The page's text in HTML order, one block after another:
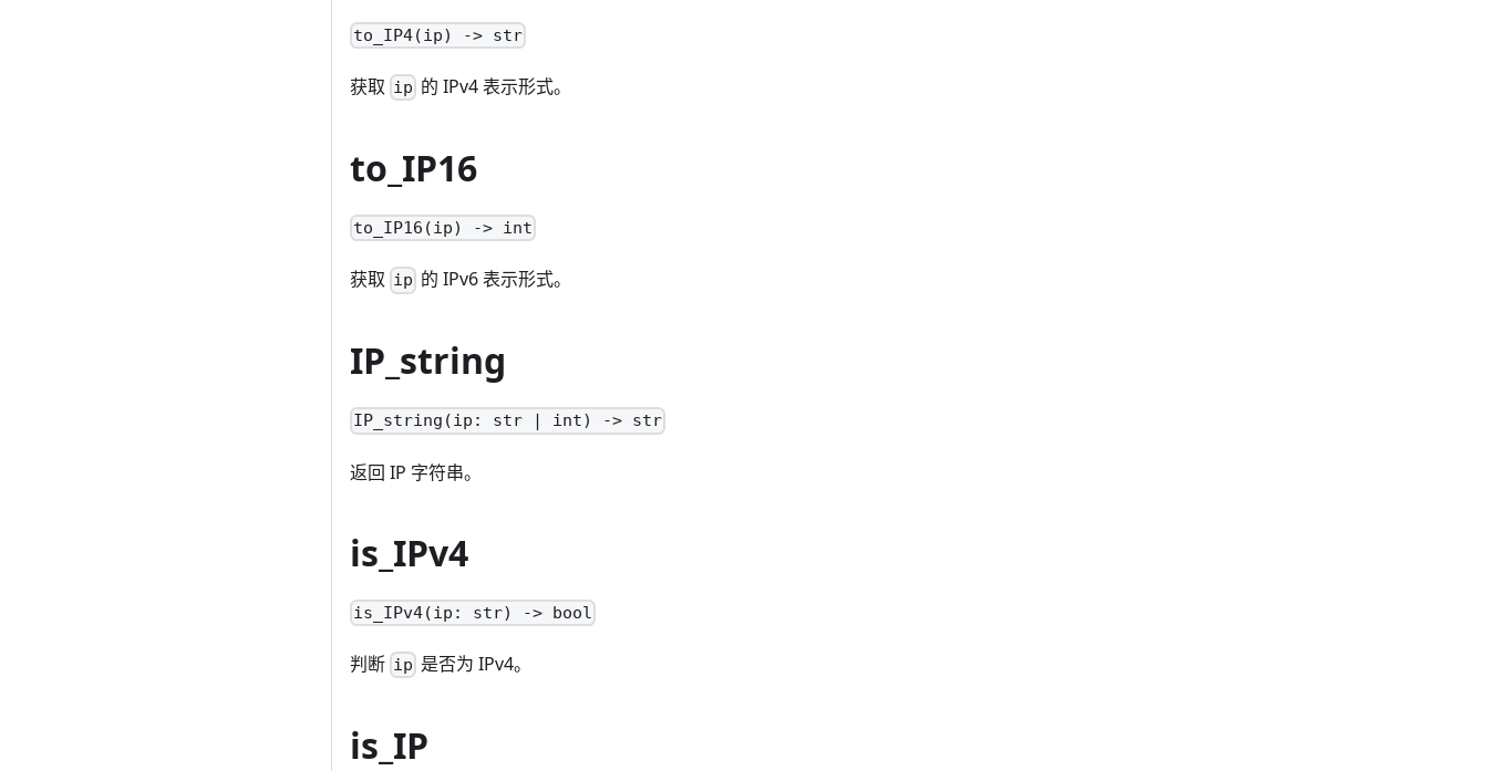
to_IP4(ip) -> str
获取 ip 的 IPv4 表示形式。
to_IP16
to_IP16(ip) -> int
获取 ip 的 IPv6 表示形式。
IP_string
IP_string(ip: str | int) -> str
返回 IP 字符串。
is_IPv4
is_IPv4(ip: str) -> bool
判断 ip 是否为 IPv4。
is_IP